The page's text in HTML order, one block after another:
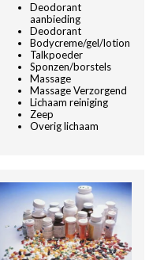
Deodorant
aanbieding
Deodorant
Bodycreme/gel/lotion
Talkpoeder
Sponzen/borstels
Massage
Massage Verzorgend
Lichaam reiniging
Zeep
Overig lichaam